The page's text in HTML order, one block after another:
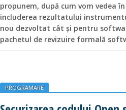
propunem, după cum vom vedea
includerea rezultatului
nou dezvoltat cât și pentru
pachetul de revizuire formală
PROGRAMARE